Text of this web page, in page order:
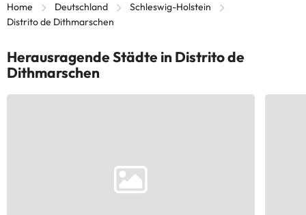
Home Deutschland
Schleswig-Holstein
Distrito de Dithmarschen
Herausragende Städte in Distrito de
Dithmarschen